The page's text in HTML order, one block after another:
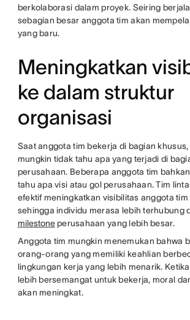
berkolaborasi dalam proyek. Seiring
sebagian besar anggota tim akan
yang baru.
Meningkatkan
ke dalam struktur
organisasi
Saat anggota tim bekerja di bagian
mungkin tidak tahu apa yang terjadi di
perusahaan. Beberapa anggota tim
tahu apa visi atau gol perusahaan. Tim
efektif meningkatkan visibilitas anggota
sehingga individu merasa lebih terhubung
milestoneperusahaan yang lebih besar.
Anggota tim mungkin menemukan bahwa
orang-orang yang memiliki keahlian
lingkungan kerja yang lebih menarik.
lebih bersemangat untuk bekerja, moral
akan meningkat.